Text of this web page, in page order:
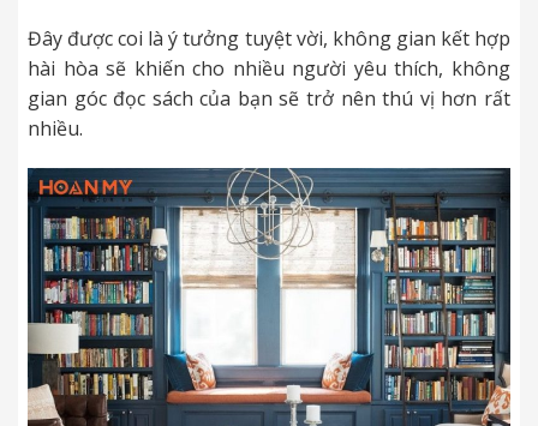
Đây được coi là ý tưởng tuyệt vời, không gian kết hợp
hài hòa sẽ khiến cho nhiều người yêu thích, không
gian góc đọc sách của bạn sẽ trở nên thú vị hơn rất
nhiều.